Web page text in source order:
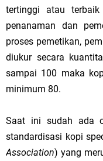
tertinggi atau
penanaman dan
proses pemetikan,
diukur secara
sampai 100 maka
minimum 80.
Saat ini sudah ada
standardisasi kopi
Association) yang